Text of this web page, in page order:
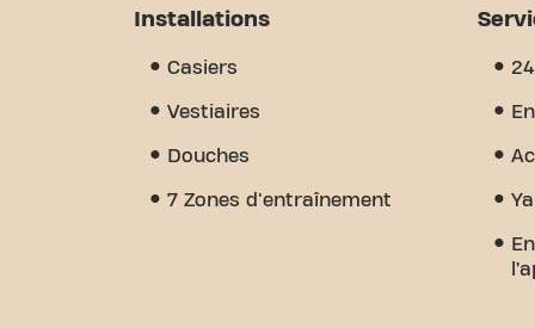
grande variété d'équipements et de
vous trouverez l'encouragement et le
de sport - c'est l'endroit où le fitness et
Installations
Casiers
Vestiaires
Douches
7 Zones d'entraînement